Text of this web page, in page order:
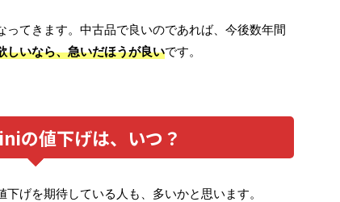
てきます。中古品で良いのであれば、今後数年間
しいなら、急いだほうが良いです。
の値下げは、いつ？
げを期待している人も、多いかと思います。